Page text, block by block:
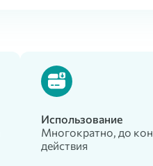
Использование
Многократно, до
действия